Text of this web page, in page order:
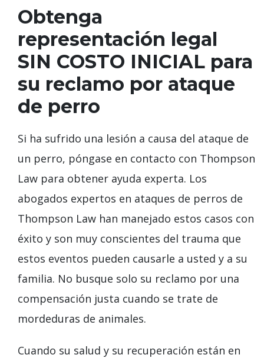
Obtenga
representación legal
SIN COSTO INICIAL para
su reclamo por ataque
de perro
Si ha sufrido una lesión a causa del ataque de
un perro, póngase en contacto con Thompson
Law para obtener ayuda experta. Los
abogados expertos en ataques de perros de
Thompson Law han manejado estos casos con
éxito y son muy conscientes del trauma que
estos eventos pueden causarle a usted y a su
familia. No busque solo su reclamo por una
compensación justa cuando se trate de
mordeduras de animales.
Cuando su salud y su recuperación están en